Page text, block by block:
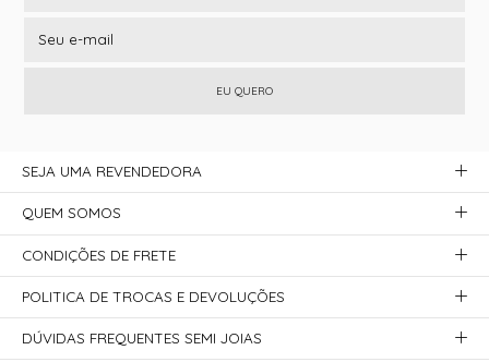
EU QUERO
SEJA UMA REVENDEDORA
QUEM SOMOS
CONDIÇÕES DE FRETE
POLITICA DE TROCAS E DEVOLUÇÕES
DÚVIDAS FREQUENTES SEMI JOIAS